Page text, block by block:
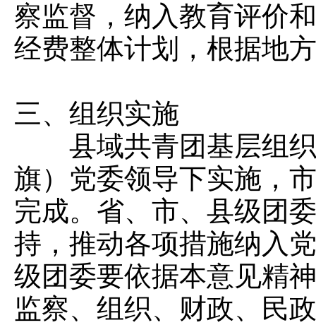
察监督，纳入教育评价
经费整体计划，根据地
三、组织实施
县域共青团基层组织
旗）党委领导下实施，
完成。省、市、县级团
持，推动各项措施纳入
级团委要依据本意见精
监察、组织、财政、民